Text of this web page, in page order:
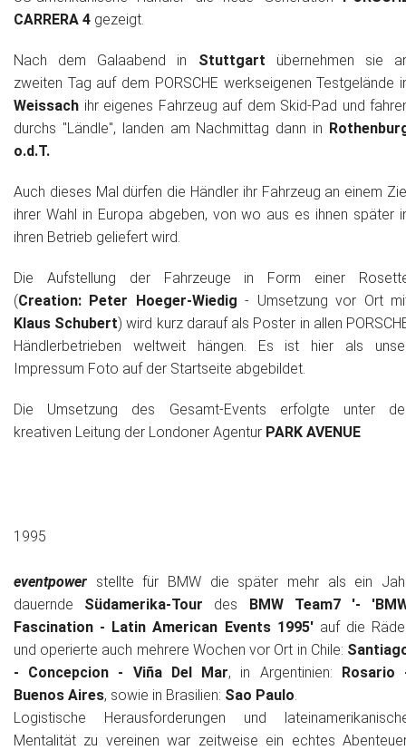
CARRERA 4 gezeigt.
Nach dem Galaabend in Stuttgart übernehmen sie
zweiten Tag auf dem PORSCHE werkseigenen Testgelände
Weissach ihr eigenes Fahrzeug auf dem Skid-Pad und
durchs "Ländle", landen am Nachmittag dann in
o.d.T.
Auch dieses Mal dürfen die Händler ihr Fahrzeug an einem
ihrer Wahl in Europa abgeben, von wo aus es ihnen später
ihren Betrieb geliefert wird.
Die Aufstellung der Fahrzeuge in Form einer
(Creation: Peter Hoeger-Wiedig - Umsetzung vor Ort
Klaus Schubert) wird kurz darauf als Poster in allen
Händlerbetrieben weltweit hängen. Es ist hier als
Impressum Foto auf der Startseite abgebildet.
Die Umsetzung des Gesamt-Events erfolgte unter
kreativen Leitung der Londoner Agentur PARK AVENUE
1995
eventpower stellte für BMW die später mehr als ein
dauernde Südamerika-Tour des BMW Team7 '-
Fascination - Latin American Events 1995'auf die
und operierte auch mehrere Wochen vor Ort in Chile:
- Concepcion - Viña Del Mar, in Argentinien: Rosario
Buenos Aires, sowie in Brasilien: Sao Paulo.
Logistische Herausforderungen und
Mentalität zu vereinen war zeitweise ein echtes